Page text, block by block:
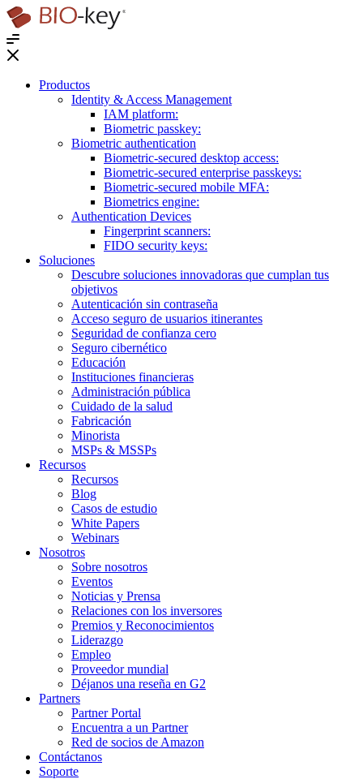
®
Productos
Identity & Access Management
IAM platform:
Biometric passkey:
Biometric authentication
Biometric-secured desktop access:
Biometric-secured enterprise passkeys:
Biometric-secured ​mobile MFA:
Biometrics engine​:
Authentication Devices
Fingerprint scanners:
FIDO security keys:
Soluciones
Descubre soluciones innovadoras que cumplan tus
objetivos
Autenticación sin contraseña
Acceso seguro de usuarios itinerantes
Seguridad de confianza cero
Seguro cibernético
Educación
Instituciones financieras
Administración pública
Cuidado de la salud
Fabricación
Minorista
MSPs & MSSPs
Recursos
Recursos
Blog
Casos de estudio
White Papers
Webinars
Nosotros
Sobre nosotros
Eventos
Noticias y Prensa
Relaciones con los inversores
Premios y Reconocimientos
Liderazgo
Empleo
Proveedor mundial
Déjanos una reseña en G2
Partners
Partner Portal
Encuentra a un Partner
Red de socios de Amazon
Contáctanos
Soporte